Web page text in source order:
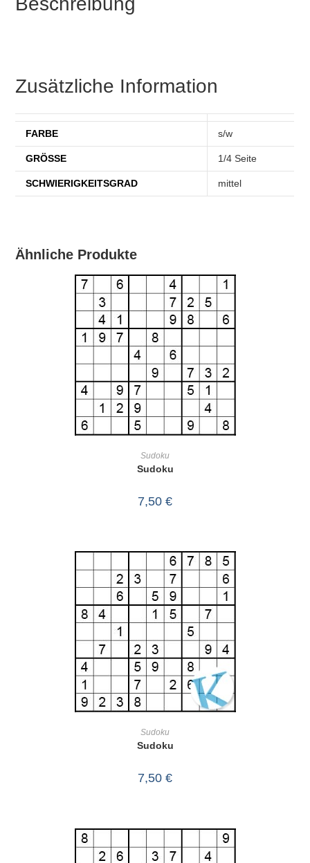
Zusätzliche Information
FARBE s/w
GRÖSSE 1/4 Seite
SCHWIERIGKEITSGRAD mittel
Ähnliche Produkte
Sudoku
Sudoku
7,50 €
Sudoku
Sudoku
7,50 €